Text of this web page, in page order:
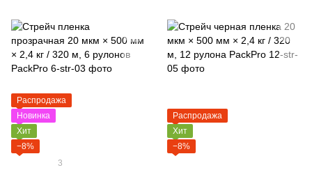
Распродажа
Новинка
Хит
−8%
3
Распродажа
Хит
−8%